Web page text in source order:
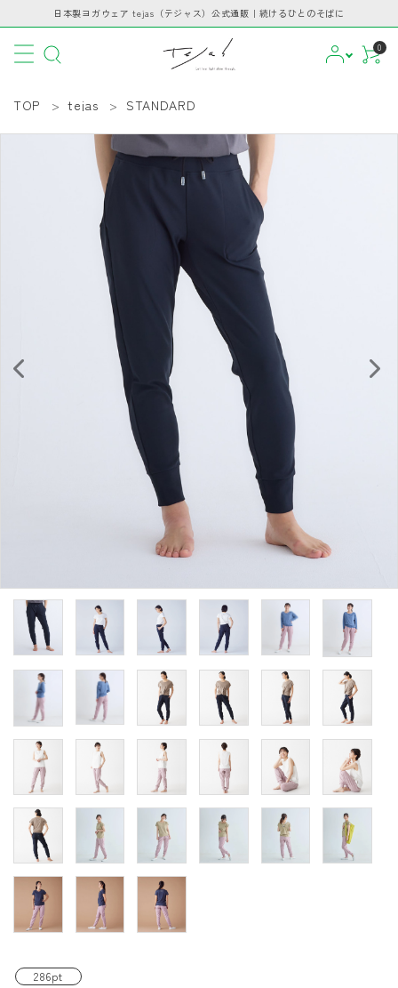
日本製ヨガウェア tejas（テジャス）公式通販｜続けるひとのそばに
0
INFORMATION
GUIDE
person 新規会員登録
TOP tejas STANDARD
286pt